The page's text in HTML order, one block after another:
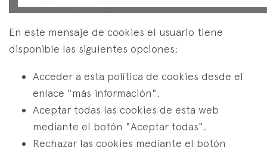
En este mensaje de cookies el usuario tiene
disponible las siguientes opciones:
Acceder a esta política de cookies desde el
enlace "más información".
Aceptar todas las cookies de esta web
mediante el botón "Aceptar todas".
Rechazar las cookies mediante el botón